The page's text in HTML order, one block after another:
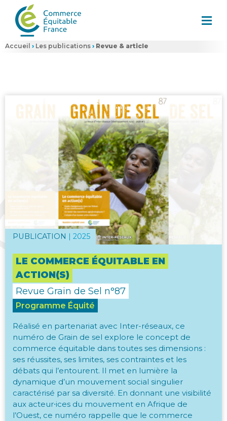
Accueil › Les publications › Revue & article
PUBLICATION | 2025
LE COMMERCE ÉQUITABLE EN
ACTION(S)
Revue Grain de Sel n°87
Programme Équité
Réalisé en partenariat avec Inter-réseaux, ce
numéro de Grain de sel explore le concept de
commerce équitable dans toutes ses dimensions :
ses réussites, ses limites, ses contraintes et les
débats qui l’entourent. Il met en lumière la
dynamique d’un mouvement social singulier
caractérisé par sa diversité. En donnant une visibilité
aux acteur⸱ices du mouvement en Afrique de
l’Ouest, ce numéro rappelle que le commerce